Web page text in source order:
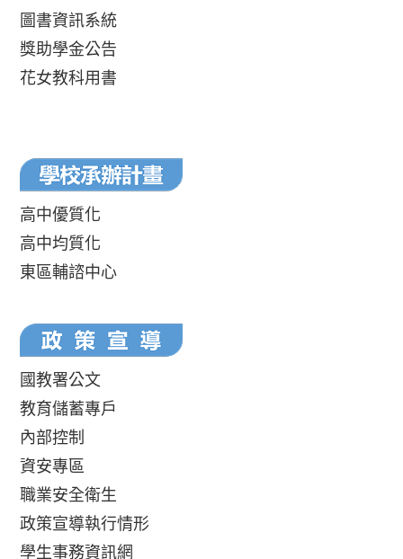
圖書資訊系統
獎助學金公告
花女教科用書
高中優質化
高中均質化
東區輔諮中心
國教署公文
教育儲蓄專戶
內部控制
資安專區
職業安全衛生
政策宣導執行情形
學生事務資訊網